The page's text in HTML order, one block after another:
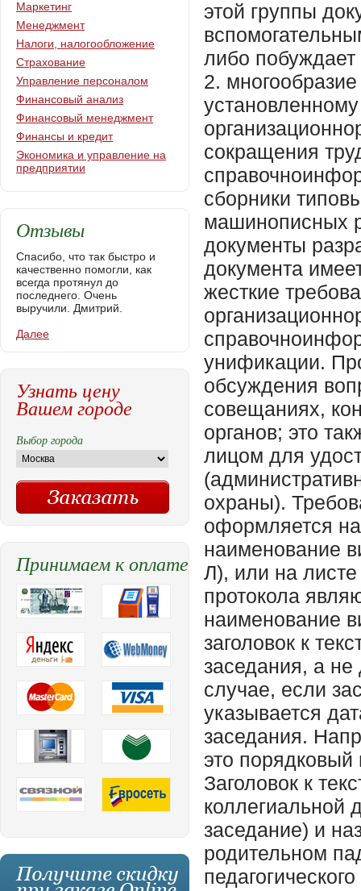
Маркетинг
Менеджмент
Налоги, налогообложение
Страхование
Управление персоналом
Финансовый анализ
Финансовый менеджмент
Финансы и кредит
Экономика и управление на
предприятии
Отзывы
Спасибо, что так быстро и
качественно помогли, как
всегда протянул до
последнего. Очень
выручили. Дмитрий.
Далее
Узнать цену
Вашем городе
Выбор города
Принимаем к оплате